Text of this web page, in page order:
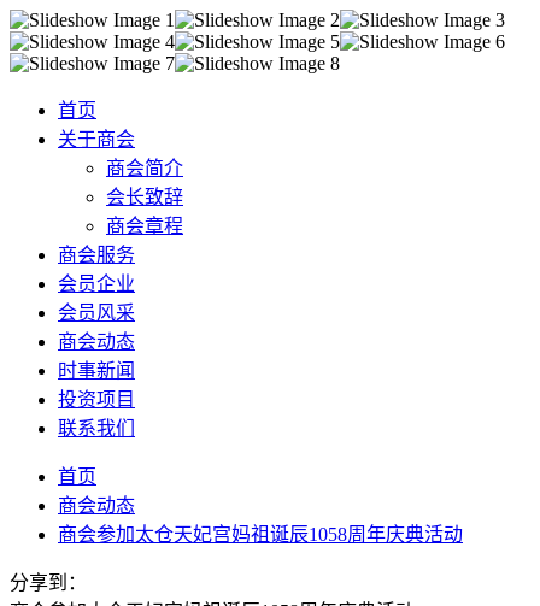
首页
关于商会
商会简介
会长致辞
商会章程
商会服务
会员企业
会员风采
商会动态
时事新闻
投资项目
联系我们
首页
商会动态
商会参加太仓天妃宫妈祖诞辰1058周年庆典活动
分享到：